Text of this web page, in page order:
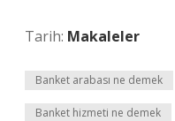
Tarih: Makaleler
Banket arabası ne demek
Banket hizmeti ne demek